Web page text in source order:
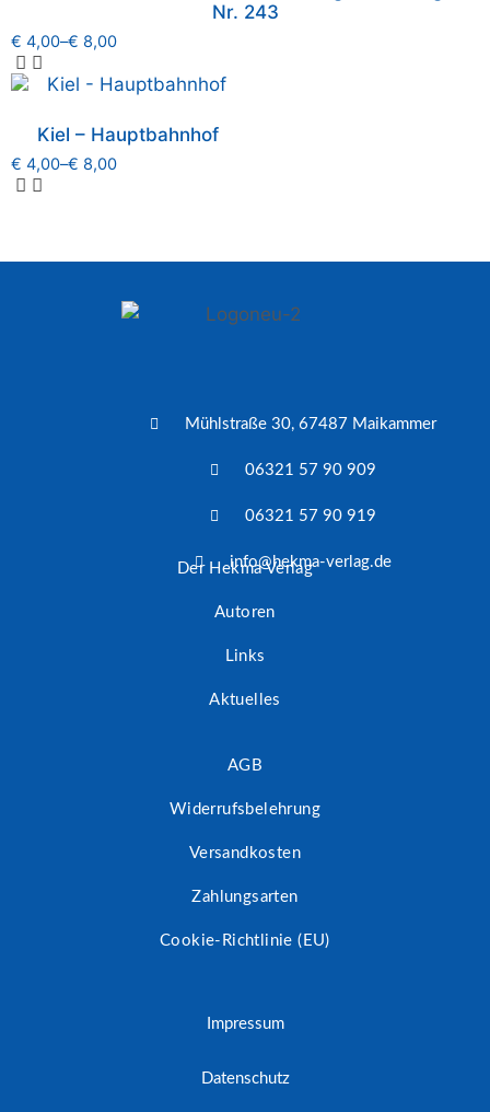
Nr. 243
€ 4,00–€ 8,00
Kiel – Hauptbahnhof
€ 4,00–€ 8,00
Mühlstraße 30, 67487 Maikammer
06321 57 90 909
06321 57 90 919
info@hekma-verlag.de
Der Hekma Verlag
Autoren
Links
Aktuelles
AGB
Widerrufsbelehrung
Versandkosten
Zahlungsarten
Cookie-Richtlinie (EU)
Impressum
Datenschutz